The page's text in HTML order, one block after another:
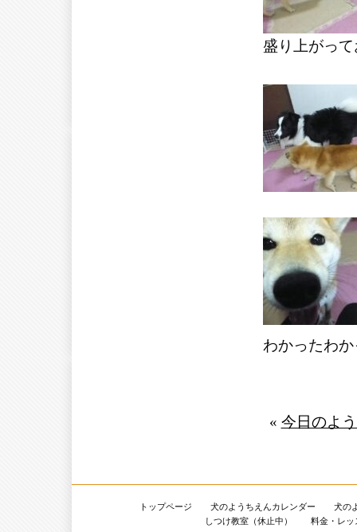
盛り上がっ
わかったわ
« 今日のよ
トップページ 犬のようちえんカレンダー
犬の
しつけ教室（休止中）
料金・レッ